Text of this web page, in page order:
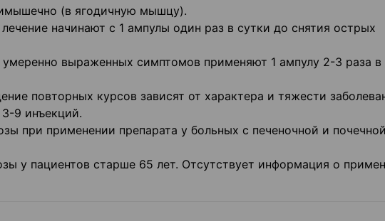
(в ягодичную мышцу).
начинают с 1 ампулы один раз в сутки до снятия острых
умеренно выраженных симптомов применяют 1 ампулу 2-3 раза в
повторных курсов зависят от характера и тяжести
9 инъекций.
при применении препарата у больных с печеночной и почечной
у пациентов старше 65 лет. Отсутствует информация о